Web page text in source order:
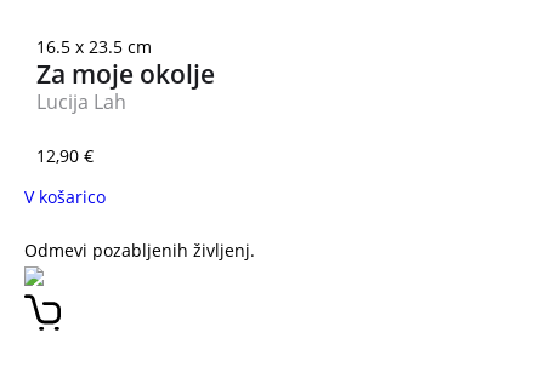
16.5 x 23.5 cm
Za moje okolje
Lucija Lah
12,90 €
V košarico
Odmevi pozabljenih življenj.